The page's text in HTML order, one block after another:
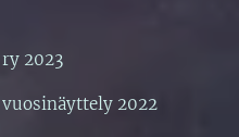
2023
2022